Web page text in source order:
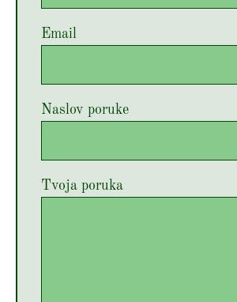
Email
Naslov poruke
Tvoja poruka